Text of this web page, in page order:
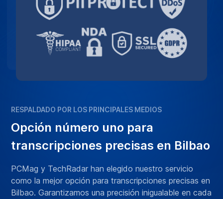
RESPALDADO POR LOS PRINCIPALES MEDIOS
Opción número uno para
transcripciones precisas en Bilbao
PCMag y TechRadar han elegido nuestro servicio
como la mejor opción para transcripciones precisas en
Bilbao. Garantizamos una precisión inigualable en cada